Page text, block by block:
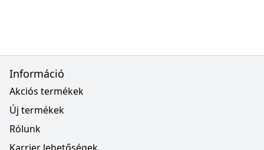
Információ
Akciós termékek
Új termékek
Rólunk